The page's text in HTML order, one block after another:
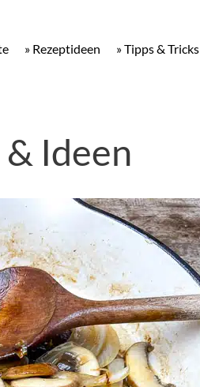
» Tipps & Tricks
» Rezeptideen
Ideen